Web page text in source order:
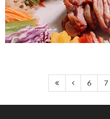
6 7